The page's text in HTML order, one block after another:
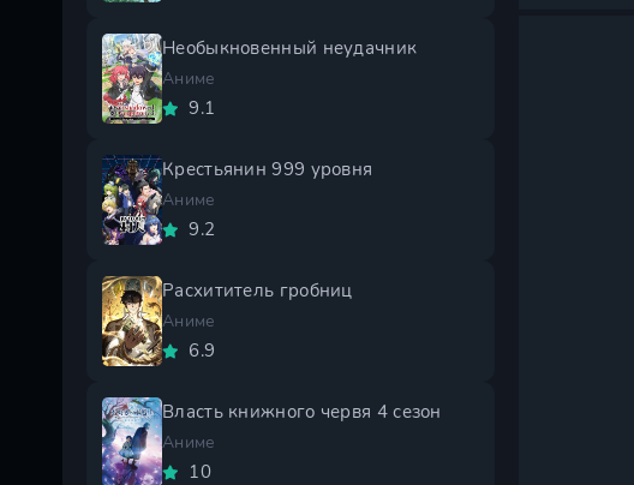
Необыкновенный неудачник
Аниме
9.1
Крестьянин 999 уровня
Аниме
9.2
Расхититель гробниц
Аниме
6.9
Власть книжного червя 4 сезон
Аниме
10